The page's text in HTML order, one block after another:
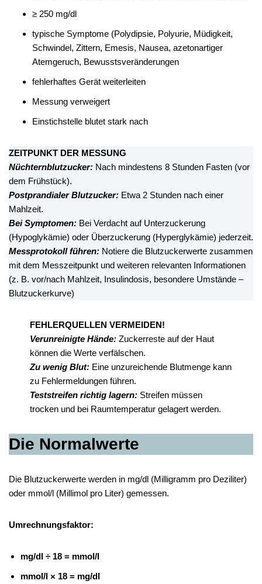
≥ 250 mg/dl
typische Symptome (Polydipsie, Polyurie, Müdigkeit,
Schwindel, Zittern, Emesis, Nausea, azetonartiger
Atemgeruch, Bewusstsveränderungen
fehlerhaftes Gerät weiterleiten
Messung verweigert
Einstichstelle blutet stark nach
ZEITPUNKT DER MESSUNG
Nüchternblutzucker: Nach mindestens 8 Stunden Fasten (vor
dem Frühstück).
Postprandialer Blutzucker: Etwa 2 Stunden nach einer
Mahlzeit.
Bei Symptomen: Bei Verdacht auf Unterzuckerung
(Hypoglykämie) oder Überzuckerung (Hyperglykämie) jederzeit.
Messprotokoll führen: Notiere die Blutzuckerwerte zusammen
mit dem Messzeitpunkt und weiteren relevanten Informationen
(z. B. vor/nach Mahlzeit, Insulindosis, besondere Umstände –
Blutzuckerkurve)
FEHLERQUELLEN VERMEIDEN!
Verunreinigte Hände: Zuckerreste auf der Haut
können die Werte verfälschen.
Zu wenig Blut: Eine unzureichende Blutmenge kann
zu Fehlermeldungen führen.
Teststreifen richtig lagern: Streifen müssen
trocken und bei Raumtemperatur gelagert werden.
Die Normalwerte
Die Blutzuckerwerte werden in mg/dl (Milligramm pro Deziliter)
oder mmol/l (Millimol pro Liter) gemessen.
Umrechnungsfaktor:
mg/dl ÷ 18 = mmol/l
mmol/l × 18 = mg/dl